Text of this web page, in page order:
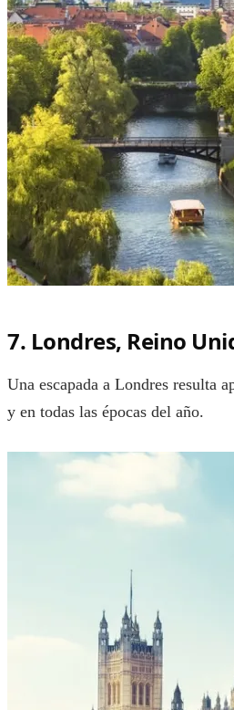
7. Londres, Reino
Una escapada a Londres resulta
y en todas las épocas del año.